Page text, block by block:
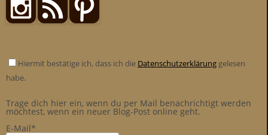
Hiermit bestätige ich, dass ich die Datenschutzerklärung gelesen
habe.
Trage dich hier ein, wenn du per Mail benachrichtigt werden
möchtest, wenn ein neuer Blog-Post online geht.
E-Mail*